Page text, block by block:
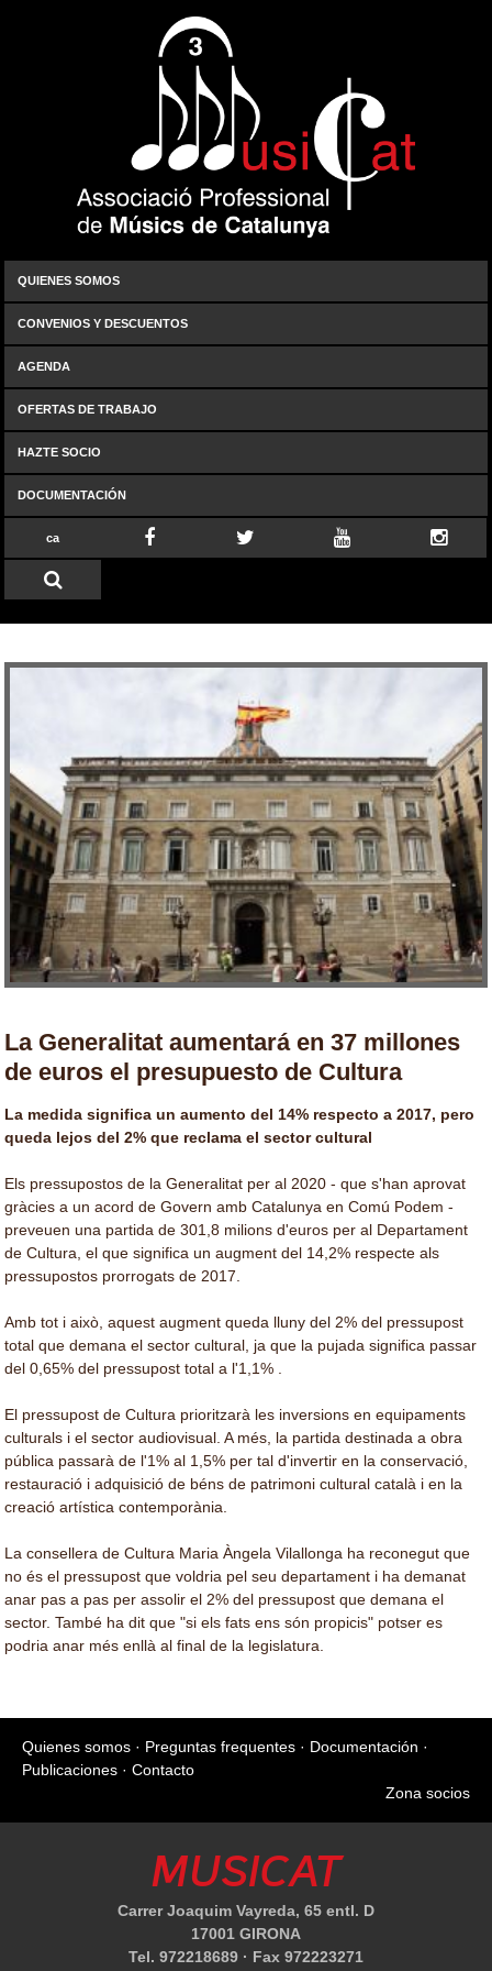
QUIENES SOMOS
CONVENIOS Y DESCUENTOS
AGENDA
OFERTAS DE TRABAJO
HAZTE SOCIO
DOCUMENTACIÓN
ca
La Generalitat aumentará en 37 millones
de euros el presupuesto de Cultura
La medida significa un aumento del 14% respecto a 2017, pero
queda lejos del 2% que reclama el sector cultural
Els pressupostos de la Generalitat per al 2020 - que s'han aprovat
gràcies a un acord de Govern amb Catalunya en Comú Podem -
preveuen una partida de 301,8 milions d'euros per al Departament
de Cultura, el que significa un augment del 14,2% respecte als
pressupostos prorrogats de 2017.
Amb tot i això, aquest augment queda lluny del 2% del pressupost
total que demana el sector cultural, ja que la pujada significa passar
del 0,65% del pressupost total a l'1,1% .
El pressupost de Cultura prioritzarà les inversions en equipaments
culturals i el sector audiovisual. A més, la partida destinada a obra
pública passarà de l'1% al 1,5% per tal d'invertir en la conservació,
restauració i adquisició de béns de patrimoni cultural català i en la
creació artística contemporània.
La consellera de Cultura Maria Àngela Vilallonga ha reconegut que
no és el pressupost que voldria pel seu departament i ha demanat
anar pas a pas per assolir el 2% del pressupost que demana el
sector. També ha dit que "si els fats ens són propicis" potser es
podria anar més enllà al final de la legislatura.
Quienes somos · Preguntas frequentes · Documentación ·
Publicaciones ·Contacto
Zona socios
MUSICAT
Carrer Joaquim Vayreda, 65 entl. D
17001 GIRONA
Tel. 972218689 · Fax 972223271